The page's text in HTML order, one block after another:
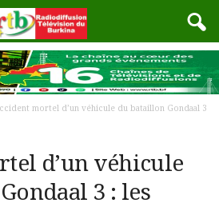
mortel d’un véhicule du bataillon Gondaal 3
d’un véhicule
3 : les